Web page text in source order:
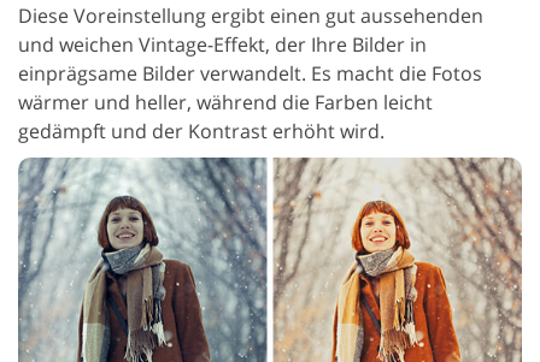
Diese Voreinstellung ergibt einen gut aussehenden
und weichen Vintage-Effekt, der Ihre Bilder in
einprägsame Bilder verwandelt. Es macht die Fotos
wärmer und heller, während die Farben leicht
gedämpft und der Kontrast erhöht wird.